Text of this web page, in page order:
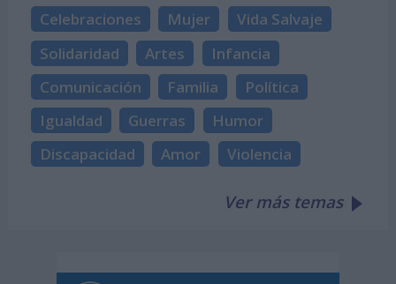
Celebraciones
Mujer
Vida Salvaje
Solidaridad
Artes
Infancia
Comunicación
Familia
Política
Igualdad
Guerras
Humor
Discapacidad
Amor Violencia
Ver más temas